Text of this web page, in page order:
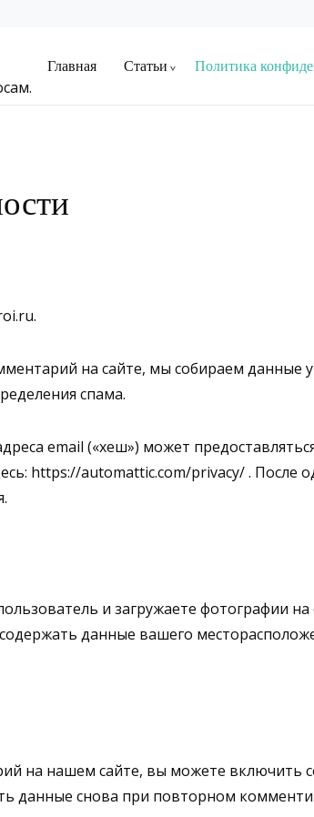
Главная Статьи Политика
на сайте, мы собираем
спама.
email («хеш») может
https://automattic.com/privacy/ .
и загружаете фотографии
данные вашего
на нашем сайте, вы можете включить
данные снова при повторном